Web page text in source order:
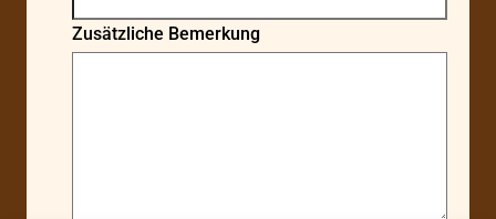
Zusätzliche Bemerkung